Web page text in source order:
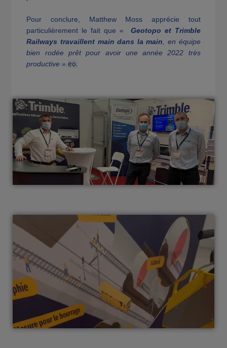
Pour conclure, Matthew Moss apprécie tout
particulièrement le fait que « Geotopo et Trimble
Railways travaillent main dans la main , en équipe
bien rodée prêt pour avoir une année 2022 très
productive ».eo.